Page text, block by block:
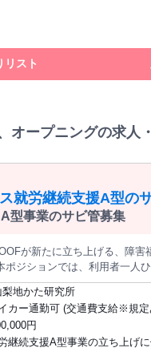
リスト
オープニングの求人
就労継続支援A型の
型事業のサビ管募集
が新たに立ち上げる、障
ポジションでは、利用者一人
ます。 就業場所は、山梨県内で古民家宿を展開する「るうふ」
の特色を活かし、築100年ほど
、アセスメント、モニタリ
種書類整備、スタッフとの
む業務が円滑に進むよう、
地かた研究所
カー通勤可 (交通費支給※規定
円
継続支援A型事業の立ち上げ